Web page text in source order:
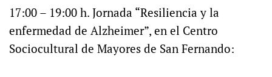
17:00 – 19:00 h. Jornada “Resiliencia y la
enfermedad de Alzheimer”, en el Centro
Sociocultural de Mayores de San Fernando: